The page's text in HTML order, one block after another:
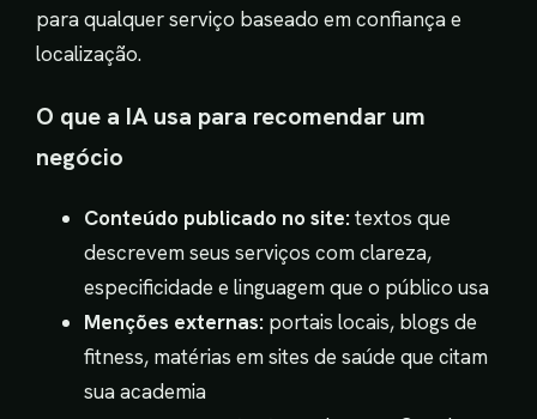
para qualquer serviço baseado em confiança e
localização.
O que a IA usa para recomendar um
negócio
Conteúdo publicado no site:textos que
descrevem seus serviços com clareza,
especificidade e linguagem que o público usa
Menções externas: portais locais, blogs de
fitness, matérias em sites de saúde que citam
sua academia